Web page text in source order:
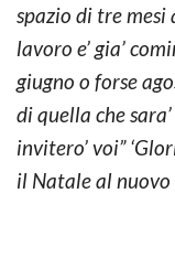
spazio di tre
lavoro e’ gia’
giugno o forse
di quella che
invitero’ voi”
il Natale al nuovo